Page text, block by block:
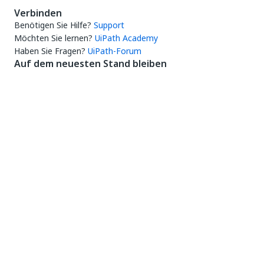
Verbinden
Benötigen Sie Hilfe? Support
Möchten Sie lernen? UiPath Academy
Haben Sie Fragen? UiPath-Forum
Auf dem neuesten Stand bleiben